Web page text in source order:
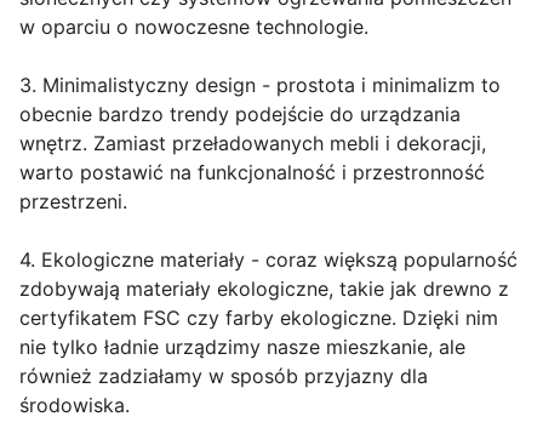
w oparciu o nowoczesne technologie.
3. Minimalistyczny design - prostota i minimalizm to
obecnie bardzo trendy podejście do urządzania
wnętrz. Zamiast przeładowanych mebli i dekoracji,
warto postawić na funkcjonalność i przestronność
przestrzeni.
4. Ekologiczne materiały - coraz większą popularność
zdobywają materiały ekologiczne, takie jak drewno z
certyfikatem FSC czy farby ekologiczne. Dzięki nim
nie tylko ładnie urządzimy nasze mieszkanie, ale
również zadziałamy w sposób przyjazny dla
środowiska.